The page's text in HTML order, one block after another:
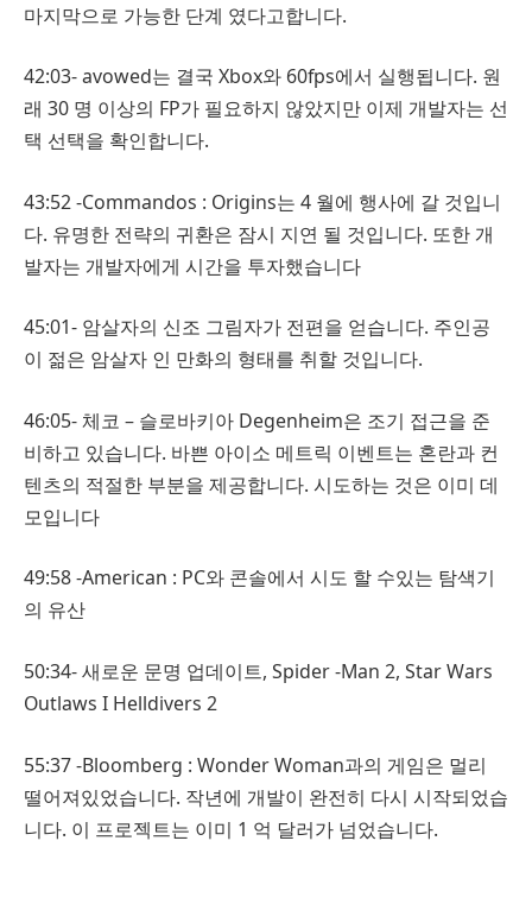
마지막으로 가능한 단계 였다고합니다.
42:03- avowed는 결국 Xbox와 60fps에서 실행됩니다. 원
래 30 명 이상의 FP가 필요하지 않았지만 이제 개발자는 선
택 선택을 확인합니다.
43:52 -Commandos : Origins는 4 월에 행사에 갈 것입니
다. 유명한 전략의 귀환은 잠시 지연 될 것입니다. 또한 개
발자는 개발자에게 시간을 투자했습니다
45:01- 암살자의 신조 그림자가 전편을 얻습니다. 주인공
이 젊은 암살자 인 만화의 형태를 취할 것입니다.
46:05- 체코 – 슬로바키아 Degenheim은 ​​조기 접근을 준
비하고 있습니다. 바쁜 아이소 메트릭 이벤트는 혼란과 컨
텐츠의 적절한 부분을 제공합니다. 시도하는 것은 이미 데
모입니다
49:58 -American : PC와 콘솔에서 시도 할 수있는 탐색기
의 유산
50:34- 새로운 문명 업데이트, Spider -Man 2, Star Wars
Outlaws I Helldivers 2
55:37 -Bloomberg : Wonder Woman과의 게임은 멀리
떨어져있었습니다. 작년에 개발이 완전히 다시 시작되었습
니다. 이 프로젝트는 이미 1 억 달러가 넘었습니다.